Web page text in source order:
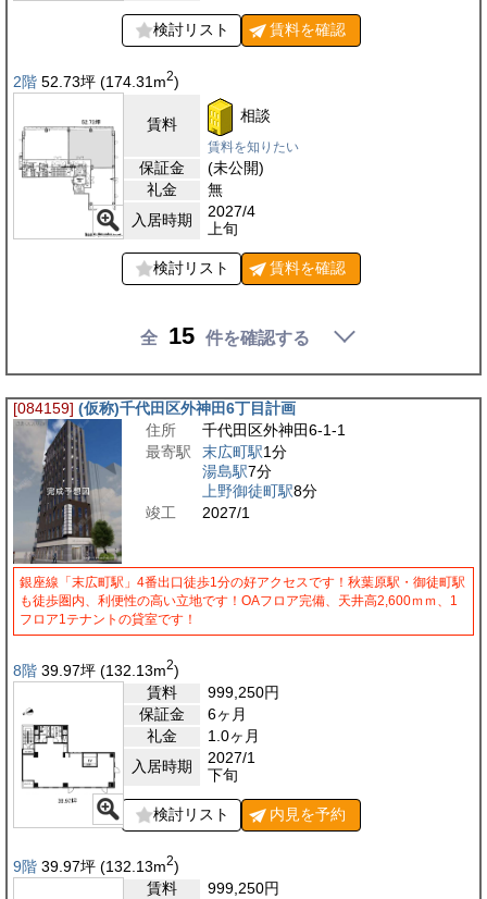
検討リスト 賃料を確認
2階 52.73坪 (174.31 m2)
賃料 相談
賃料を知りたい
保証金
(未公開)
礼金
無
入居時期
2027/4
上旬
検討リスト 賃料を確認
全 15 件を確認する
[084159] (仮称)千代田区外神田6丁目計画
住所
千代田区外神田6-1-1
最寄駅
末広町駅1分
湯島駅7分
上野御徒町駅8分
竣工
2027/1
銀座線「末広町駅」4番出口徒歩1分の好アクセスです！秋葉原駅・御徒町駅
も徒歩圏内、利便性の高い立地です！OAフロア完備、天井高2,600ｍｍ、1
フロア1テナントの貸室です！
8階 39.97坪 (132.13m2)
賃料
999,250円
保証金
6ヶ月
礼金
1.0ヶ月
入居時期
2027/1
下旬
検討リスト 内見を予約
9階 39.97坪 (132.13m2)
賃料
999,250円